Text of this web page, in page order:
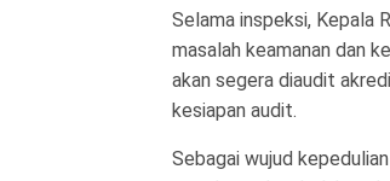
Selama inspeksi, Kepala
masalah keamanan dan
akan segera diaudit
kesiapan audit.
Sebagai wujud